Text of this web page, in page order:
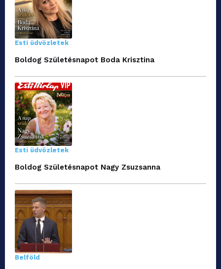
Esti üdvözletek
Boldog Születésnapot Boda Krisztina
Esti üdvözletek
Boldog Születésnapot Nagy Zsuzsanna
Belföld